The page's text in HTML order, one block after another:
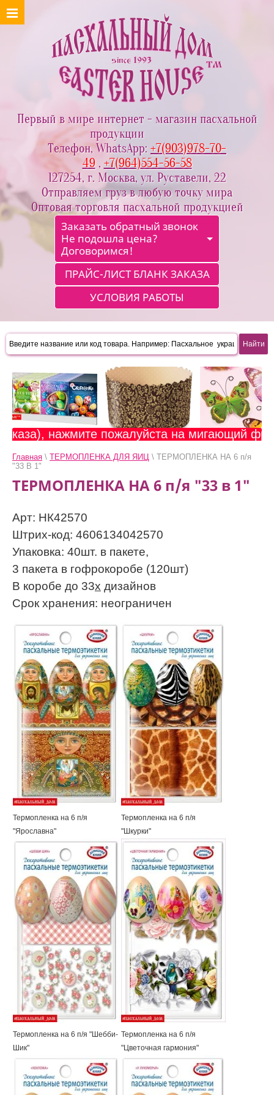
Первый в мире интернет - магазин пасхальной
продукции
Телефон, WhatsApp: +7(903)978-70-
49, +7(964)554-56-58
127254, г. Москва, ул. Руставели, 22
Отправляем груз в любую точку мира
Оптовая торговля пасхальной продукцией
Заказать обратный звонок
Не подошла цена?
Договоримся!
ПРАЙС-ЛИСТ БЛАНК ЗАКАЗА
УСЛОВИЯ РАБОТЫ
нажмите пожалуйста на мигающий фрагмент
Главная \ ТЕРМОПЛЕНКА ДЛЯ ЯИЦ \ ТЕРМОПЛЕНКА НА 6 п/я
"33 В 1"
ТЕРМОПЛЕНКА НА 6 п/я "33 в 1"
Арт: НК42570
Штрих-код: 4606134042570
Упаковка: 40шт. в пакете,
3 пакета в гофрокоробе (120шт)
В коробе до 33х дизайнов
Срок хранения: неограничен
Термопленка на 6 п/я
"Ярославна"
Термопленка на 6 п/я
"Шкурки"
Термопленка на 6 п/я "Шебби-
Шик"
Термопленка на 6 п/я
"Цветочная гармония"